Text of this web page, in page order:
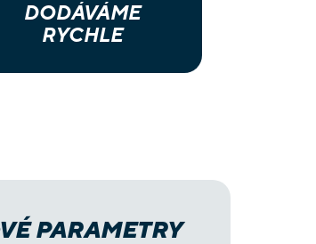
DODÁVÁME
RYCHLE
PARAMETRY